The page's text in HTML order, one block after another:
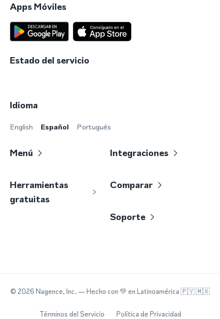
Apps Móviles
Estado del servicio
Idioma
English Español Português
Menú Integraciones
Herramientas
gratuitas
Comparar
Soporte
© 2026 Nagence, Inc. — Hecho con 💚 en Latinoamérica 🇵🇾 🇲🇽
Términos del Servicio Política de Privacidad